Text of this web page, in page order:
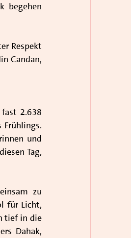
begehen
Respekt
Candan,
2.638
Frühlings.
und
Tag,
zu
für Licht,
tief in die
Dahak,